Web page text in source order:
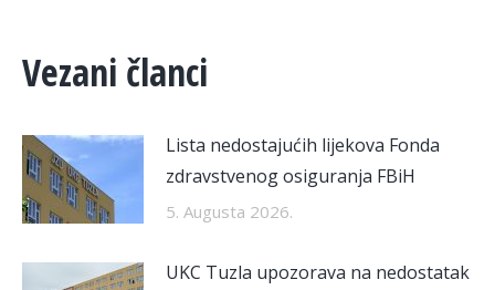
Vezani članci
Lista nedostajućih lijekova Fonda
zdravstvenog osiguranja FBiH
5. Augusta 2026.
UKC Tuzla upozorava na nedostatak